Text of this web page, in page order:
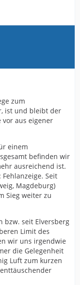
zum
ist und bleibt der
vor aus eigener
einem
befinden wir
ausreichend ist.
Seit
Magdeburg)
Sieg weiter zu
bzw. seit Elversberg
Limit des
wir uns irgendwie
die Gelegenheit
Luft zum kurzen